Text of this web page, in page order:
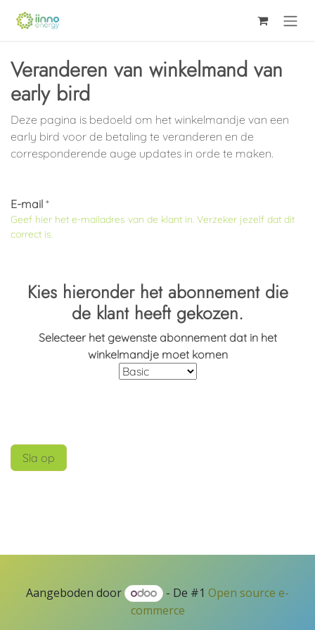
Veranderen van winkelmand van
early bird
Deze pagina is bedoeld om het winkelmandje van een
early bird voor de betaling te veranderen en de
corresponderende auge updates in orde te maken.
E-mail *
Geef hier het e-mailadres van de klant in. Verzeker jezelf dat dit
correct is.
Kies hieronder het abonnement die
de klant heeft gekozen.
Selecteer het gewenste abonnement dat in het
winkelmandje moet komen
Sla op
Aangeboden door - De #1 Open source e-
commerce